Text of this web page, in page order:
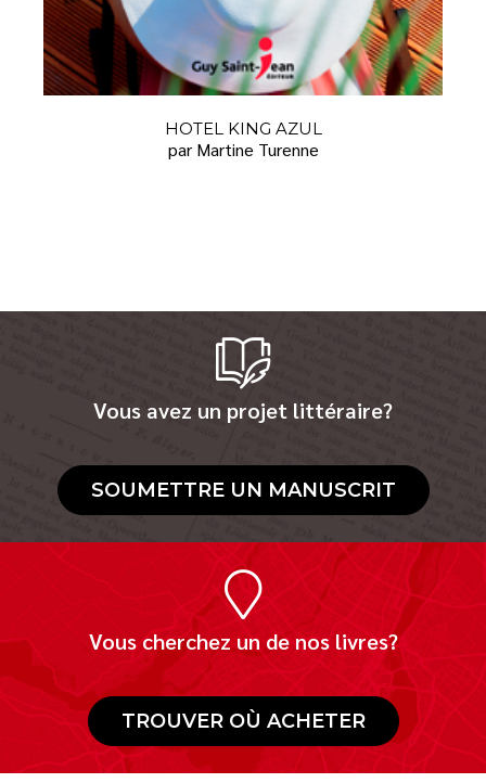
HOTEL KING AZUL
par Martine Turenne
Vous avez un projet littéraire?
SOUMETTRE UN MANUSCRIT
Vous cherchez un de nos livres?
TROUVER OÙ ACHETER